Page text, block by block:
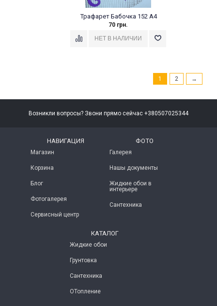
Трафарет Бабочка 152 А4
70 грн.
1 2 →
Возникли вопросы? Звони прямо сейчас +380507025344
НАВИГАЦИЯ
Магазин
Корзина
Блог
Фотогалерея
Сервисный центр
ФОТО
Галерея
Нашы документы
Жидкие обои в
интерьере
Сантехника
КАТАЛОГ
Жидкие обои
Грунтовка
Сантехника
ОТопление